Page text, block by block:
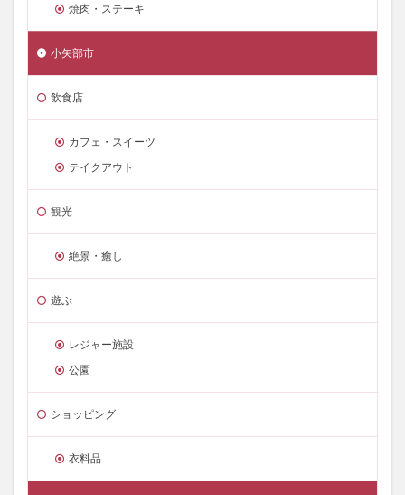
焼肉・ステーキ
小矢部市
飲食店
カフェ・スイーツ
テイクアウト
観光
絶景・癒し
遊ぶ
レジャー施設
公園
ショッピング
衣料品